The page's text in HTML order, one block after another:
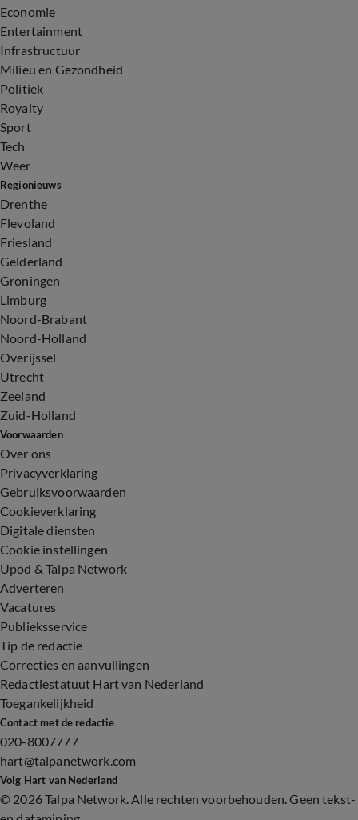
Economie
Entertainment
Infrastructuur
Milieu en Gezondheid
Politiek
Royalty
Sport
Tech
Weer
Regionieuws
Drenthe
Flevoland
Friesland
Gelderland
Groningen
Limburg
Noord-Brabant
Noord-Holland
Overijssel
Utrecht
Zeeland
Zuid-Holland
Voorwaarden
Over ons
Privacyverklaring
Gebruiksvoorwaarden
Cookieverklaring
Digitale diensten
Cookie instellingen
Upod & Talpa Network
Adverteren
Vacatures
Publieksservice
Tip de redactie
Correcties en aanvullingen
Redactiestatuut Hart van Nederland
Toegankelijkheid
Contact met de redactie
020-8007777
hart@talpanetwork.com
Volg Hart van Nederland
© 2026 Talpa Network. Alle rechten voorbehouden. Geen tekst-